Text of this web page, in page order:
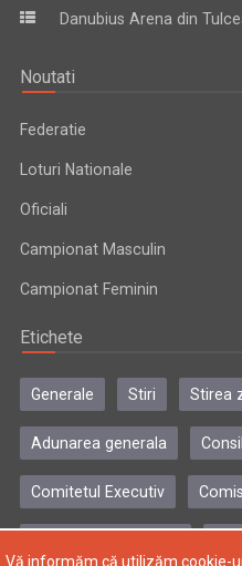
Danubius Arena din
Noutati
Federatie
Loturi Nationale
Oficiali
Campionat Masculin
Campionat Feminin
Etichete
Generale Stiri Stirea
Adunarea generala
Comitetul Executiv
Vă informăm că utilizăm cookie-